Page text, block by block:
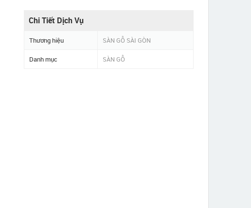
Chi Tiết Dịch Vụ
Thương hiệu SÀN GỖ SÀI GÒN
Danh mục SÀN GỖ